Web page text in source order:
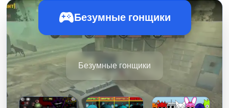
Безумные гонщики
Безумные гонщики